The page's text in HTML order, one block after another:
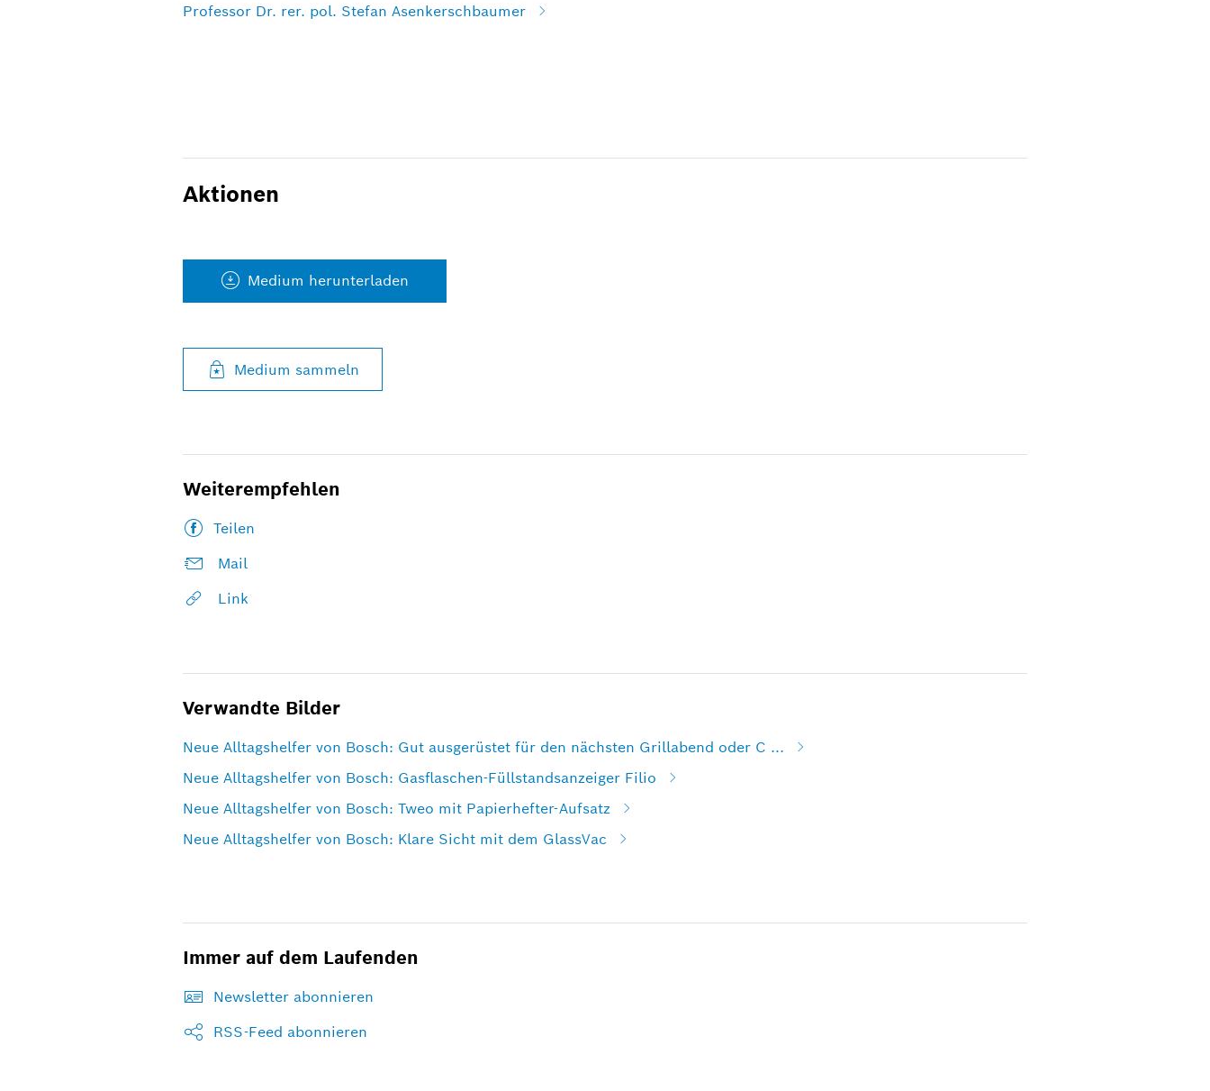
Professor Dr. rer. pol. Stefan Asenkerschbaumer
Aktionen
Medium herunterladen
Medium sammeln
Weiterempfehlen
Teilen
Mail
Link
Verwandte Bilder
Neue Alltagshelfer von Bosch: Gut ausgerüstet für den nächsten Grillabend oder C ...
Neue Alltagshelfer von Bosch: Gasflaschen-Füllstandsanzeiger Filio
Neue Alltagshelfer von Bosch: Tweo mit Papierhefter-Aufsatz
Neue Alltagshelfer von Bosch: Klare Sicht mit dem GlassVac
Immer auf dem Laufenden
Newsletter abonnieren
RSS-Feed abonnieren